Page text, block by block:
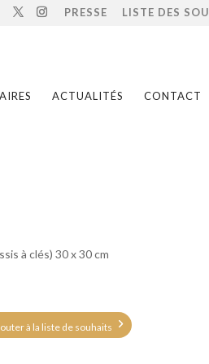
PRESSE LISTE DES
ACTUALITÉS CONTACT
à clés) 30 x 30 cm
à la liste de souhaits